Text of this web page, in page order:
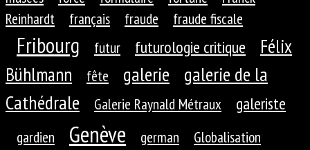
Reinhardt
français fraude fraude fiscale
Fribourg futur futurologie critique
Félix
Bühlmann
fête galerie
galerie de la
Cathédrale
Galerie Raynald Métraux galeriste
gardien Genève german
Globalisation